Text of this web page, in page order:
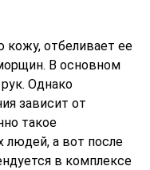
кожу, отбеливает ее
В основном
Однако
зависит от
такое
а вот после
в комплексе